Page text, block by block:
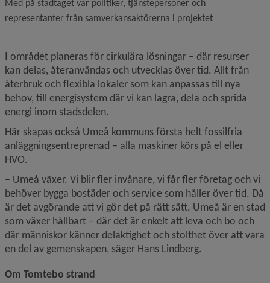
Med på stadtaget var politiker, tjänstepersoner och
representanter från samverkansaktörerna i projektet
I området planeras för cirkulära lösningar – där resurser
kan delas, återanvändas och utvecklas över tid. Allt från
återbruk och flexibla lokaler som kan anpassas till nya
behov, till energisystem där vi kan lagra, dela och sprida
energi inom stadsdelen.
Här skapas också Umeå kommuns första helt fossilfria
anläggningsentreprenad – alla maskiner körs på el eller
HVO.
– Umeå växer. Vi blir fler invånare, vi får fler företag och vi
behöver bygga bostäder och service som håller över tid. Då
är det avgörande att vi gör det på rätt sätt. Umeå är en stad
som växer hållbart – där det är enkelt att leva och bo och
där människor känner delaktighet och stolthet över att vara
en del av gemenskapen, säger Hans Lindberg.
Om Tomtebo strand